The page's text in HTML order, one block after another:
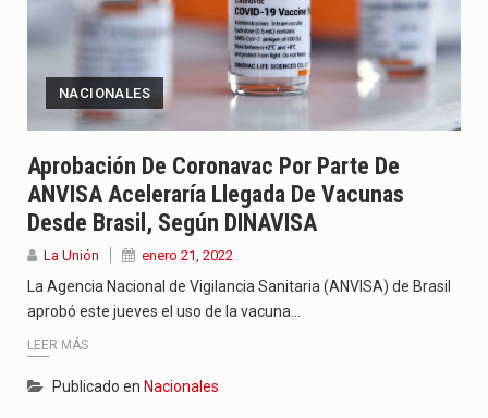
NACIONALES
Aprobación De Coronavac Por Parte De
ANVISA Aceleraría Llegada De Vacunas
Desde Brasil, Según DINAVISA
La Unión enero 21, 2022
La Agencia Nacional de Vigilancia Sanitaria (ANVISA) de Brasil
aprobó este jueves el uso de la vacuna…
LEER MÁS
Publicado en Nacionales